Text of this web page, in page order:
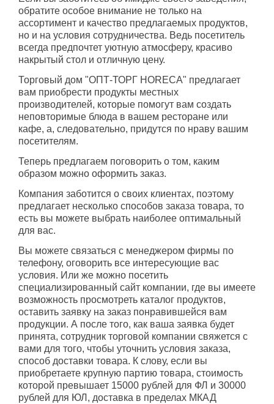
обратите особое внимание не только на
ассортимент и качество предлагаемых продуктов,
но и на условия сотрудничества. Ведь посетитель
всегда предпочтет уютную атмосферу, красиво
накрытый стол и отличную цену.
Торговый дом "ОПТ-ТОРГ HORECA" предлагает
вам приобрести продукты местных
производителей, которые помогут вам создать
неповторимые блюда в вашем ресторане или
кафе, а, следовательно, придутся по нраву вашим
посетителям.
Теперь предлагаем поговорить о том, каким
образом можно оформить заказ.
Компания заботится о своих клиентах, поэтому
предлагает несколько способов заказа товара, то
есть вы можете выбрать наиболее оптимальный
для вас.
Вы можете связаться с менеджером фирмы по
телефону, оговорить все интересующие вас
условия. Или же можно посетить
специализированный сайт компании, где вы имеете
возможность просмотреть каталог продуктов,
оставить заявку на заказ понравившейся вам
продукции. А после того, как ваша заявка будет
принята, сотрудник торговой компании свяжется с
вами для того, чтобы уточнить условия заказа,
способ доставки товара. К слову, если вы
приобретаете крупную партию товара, стоимость
которой превышает 15000 рублей для ФЛ и 30000
рублей для ЮЛ, доставка в пределах МКАД